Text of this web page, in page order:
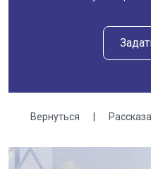
Вернуться |
Галерея